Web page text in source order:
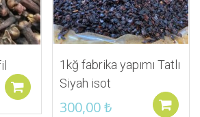
Sepete ekle
1kğ fabrika yapımı Tatlı
Siyah isot
300,00₺